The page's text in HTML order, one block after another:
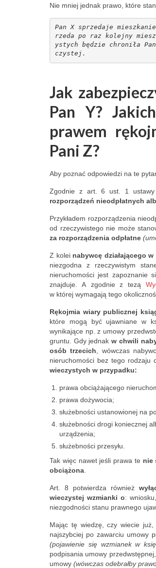
Nie mniej jednak prawo, które
Pan X sprzedaje
rzeda po raz kolejny
ystych będzie chroniła
czystej.
Jak
Pan Y?
prawem
Pani Z?
Aby poznać odpowiedzi na te
Zgodnie z art. 6 ust. 1 ustawy
rozporządzeń nieodpłatnych
Przykładem rozporządzenia
od rzeczywistego nie może
za rozporządzenia odpłatne
Z kolei nabywcę działającego w
niezgodna z rzeczywistym
nieruchomości jest zapoznanie
znajduje. A zgodnie z tezą
w której wymagają tego
Rękojmia wiary publicznej
które mogą być ujawniane w
wynikające np. z umowy
gruntu. Gdy jednakw chwili
osób trzecich , wówczas
nieruchomości bez tego rodzaju
wieczystych w przypadku:
prawa obciążającego
prawa dożywocia;
służebności ustanowionej na
służebności drogi koniecznej
urządzenia;
służebności przesyłu.
Tak więc nawet jeśli prawa te nie
obciążona
Art. 8 potwierdza również
wieczystej wzmianki o:
niezgodności stanu prawnego
Mając tę wiedzę, czy wiecie
najszybciej po zawarciu umowy
(pojawienie się wzmianek w
podpisania umowy
umowy (wówczas odebrałby